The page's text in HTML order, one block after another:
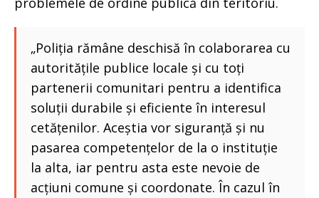
„Poliția rămâne deschisă în colaborarea cu
autoritățile publice locale și cu toți
partenerii comunitari pentru a identifica
soluții durabile și eficiente în interesul
cetățenilor. Aceștia vor siguranță și nu
pasarea competențelor de la o instituție
la alta, iar pentru asta este nevoie de
acțiuni comune și coordonate. În cazul în